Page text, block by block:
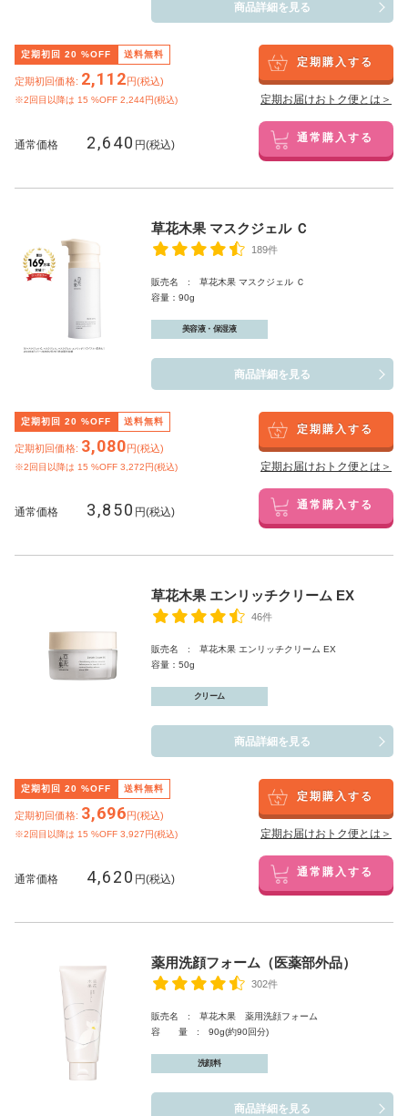
商品詳細を見る
定期初回 20 %OFF 送料無料
定期初回価格: 2,112円(税込)
※2回目以降は 15 %OFF 2,244円(税込)
定期購入する
定期お届けおトク便とは＞
通常価格 2,640 円(税込) 通常購入する
草花木果 マスクジェル Ｃ
189件
販売名 : 草花木果 マスクジェル Ｃ
容量：90g
美容液・保湿液
商品詳細を見る
定期初回 20 %OFF 送料無料
定期初回価格: 3,080円(税込)
※2回目以降は 15 %OFF 3,272円(税込)
定期購入する
定期お届けおトク便とは＞
通常価格 3,850 円(税込) 通常購入する
草花木果 エンリッチクリーム EX
46件
販売名 : 草花木果 エンリッチクリーム EX
容量：50g
クリーム
商品詳細を見る
定期初回 20 %OFF 送料無料
定期初回価格: 3,696円(税込)
※2回目以降は 15 %OFF 3,927円(税込)
定期購入する
定期お届けおトク便とは＞
通常価格 4,620 円(税込) 通常購入する
薬用洗顔フォーム（医薬部外品）
302件
販売名 : 草花木果 薬用洗顔フォーム
容 量 : 90g(約90回分)
洗顔料
商品詳細を見る